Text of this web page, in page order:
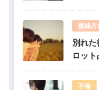
復縁占
別れた
ロット
不倫